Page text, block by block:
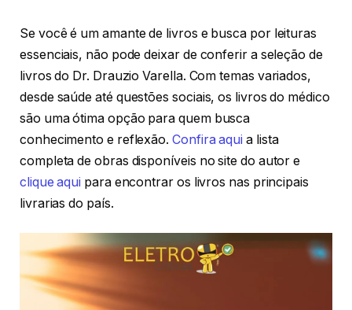
Se você é um amante de livros e busca por leituras
essenciais, não pode deixar de conferir a seleção de
livros do Dr. Drauzio Varella. Com temas variados,
desde saúde até questões sociais, os livros do médico
são uma ótima opção para quem busca
conhecimento e reflexão.Confira aqui a lista
completa de obras disponíveis no site do autor e
clique aqui para encontrar os livros nas principais
livrarias do país.